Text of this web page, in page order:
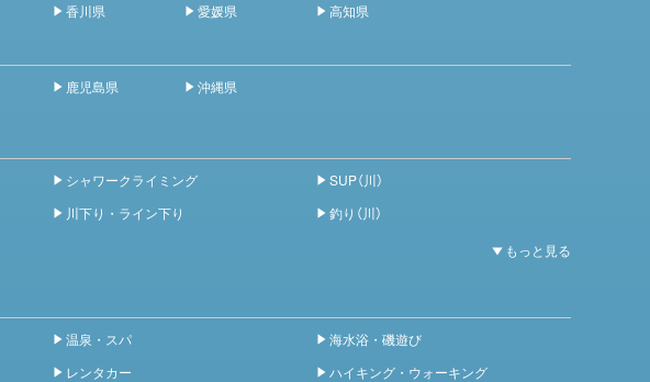
香川県 愛媛県 高知県
鹿児島県 沖縄県
シャワークライミング
SUP（川）
川下り・ライン下り 釣り（川）
温泉・スパ
海水浴・磯遊び
レンタカー ハイキング・ウォーキング